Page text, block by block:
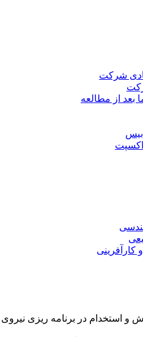
شرکت
بعد از مطالعه
بیس
استخدام در برنامه ریزی نیروی